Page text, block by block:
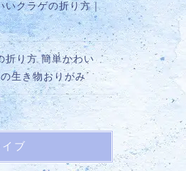
いクラゲの折り方｜
折り方 簡単かわい
生き物おりがみ
ブ